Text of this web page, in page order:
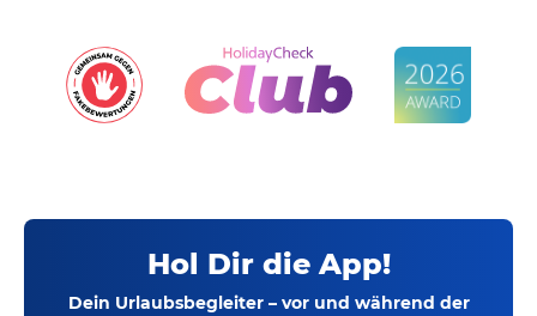
Hol Dir die App!
Dein Urlaubsbegleiter – vor und während der